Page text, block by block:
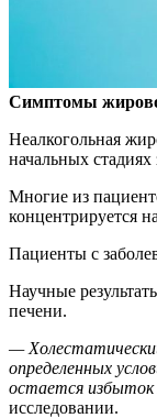
Симптомы
Неалкогольная
начальных
Многие из
концентрируется
Пациенты с
Научные
печени.
—
определенных
остается избыток
исследовании.